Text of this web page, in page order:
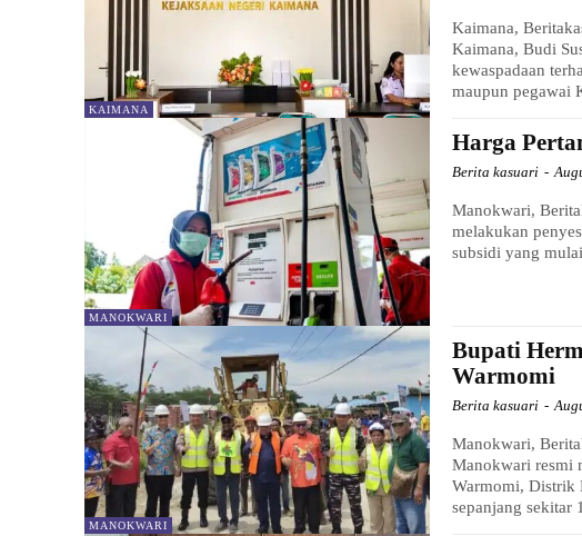
KAIMANA
Kaimana,
Kaimana, Budi
kewaspadaan
maupun pegawai
MANOKWARI
Harga
Berita kasuari -
Manokwari,
melakukan
subsidi yang
MANOKWARI
Bupati
Warmomi
Berita kasuari -
Manokwari,
Manokwari resmi
Warmomi, Distrik
sepanjang sekitar